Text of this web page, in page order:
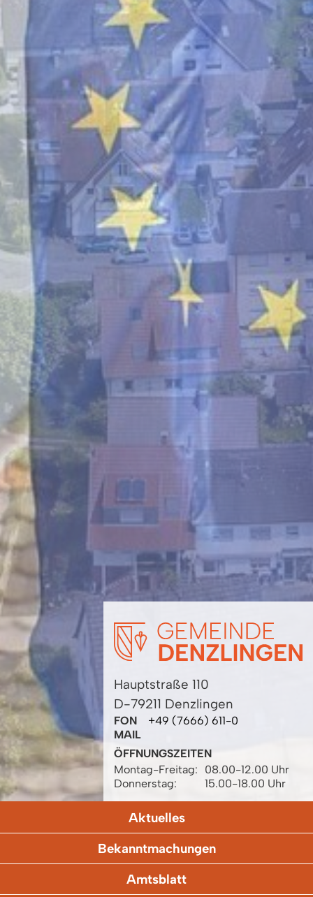
Hauptstraße 110
D-79211 Denzlingen
FON
+49 (7666) 611-0
MAIL
ÖFFNUNGSZEITEN
Montag-Freitag:
08.00-12.00 Uhr
Donnerstag:
15.00-18.00 Uhr
Aktuelles
Bekanntmachungen
Amtsblatt